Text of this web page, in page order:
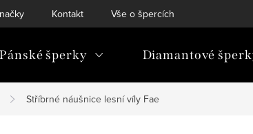
Kontakt Vše o špercích
Pánské šperky Diamantové
Stříbrné náušnice lesní víly Fae